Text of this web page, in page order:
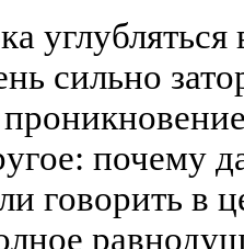
углубляться
сильно
почему
говорить в